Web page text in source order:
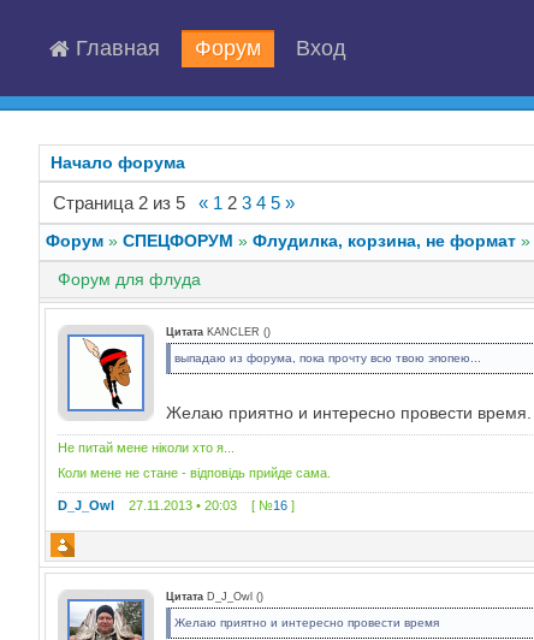
Главная Форум Вход
Начало форума
Страница 2 из 5 « 1 2 3 4 5 »
Форум » СПЕЦФОРУМ » Флудилка, корзина, не формат »
Форум для флуда
Цитата KANCLER ()
выпадаю из форума, пока прочту всю твою эпопею...
Желаю приятно и интересно провести время.
Не питай мене ніколи хто я...
Коли мене не стане - відповідь прийде сама.
D_J_Owl 27.11.2013 • 20:03 [ №16 ]
Цитата D_J_Owl ()
Желаю приятно и интересно провести время